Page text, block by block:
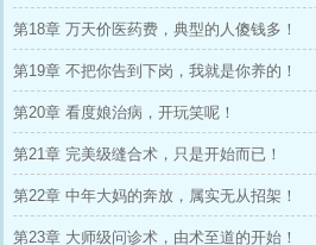
第18章 万天价医药费，典型的人傻钱多！
第19章 不把你告到下岗，我就是你养的！
第20章 看度娘治病，开玩笑呢！
第21章 完美级缝合术，只是开始而已！
第22章 中年大妈的奔放，属实无从招架！
第23章 大师级问诊术，由术至道的开始！